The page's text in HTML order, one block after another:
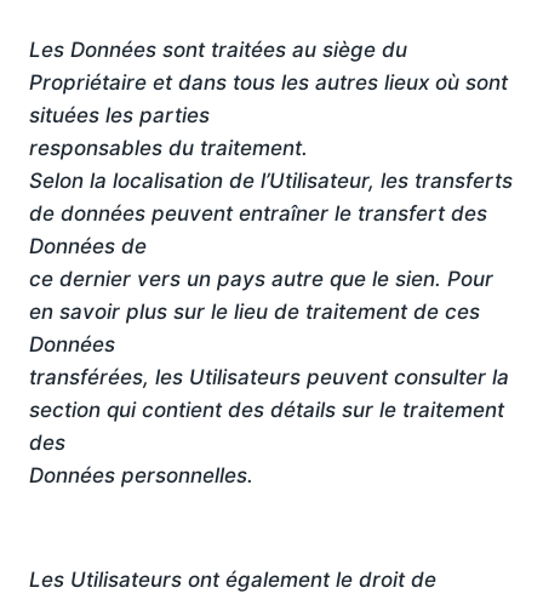
Les Données sont traitées au siège du
Propriétaire et dans tous les autres lieux où sont
situées les parties
responsables du traitement.
Selon la localisation de l’Utilisateur, les transferts
de données peuvent entraîner le transfert des
Données de
ce dernier vers un pays autre que le sien. Pour
en savoir plus sur le lieu de traitement de ces
Données
transférées, les Utilisateurs peuvent consulter la
section qui contient des détails sur le traitement
des
Données personnelles.
Les Utilisateurs ont également le droit de